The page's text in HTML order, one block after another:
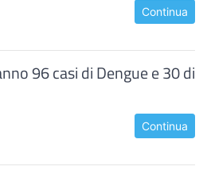
Continua
96 casi di Dengue e 30 di
Continua